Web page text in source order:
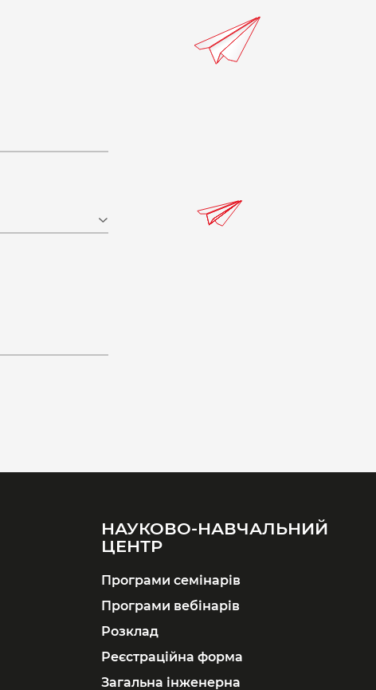
НАУКОВО-НАВЧАЛЬНИЙ
ЦЕНТР
Програми семінарів
Програми вебінарів
Розклад
Реєстраційна форма
Загальна інженерна